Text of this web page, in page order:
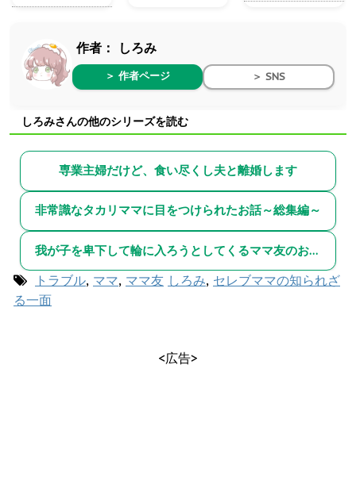
作者： しろみ
＞ 作者ページ ＞ SNS
しろみさんの他のシリーズを読む
専業主婦だけど、食い尽くし夫と離婚します
非常識なタカリママに目をつけられたお話～総集編～
我が子を卑下して輪に入ろうとしてくるママ友のお話～総集編～
トラブル, ママ, ママ友 しろみ, セレブママの知られざ
る一面
<広告>